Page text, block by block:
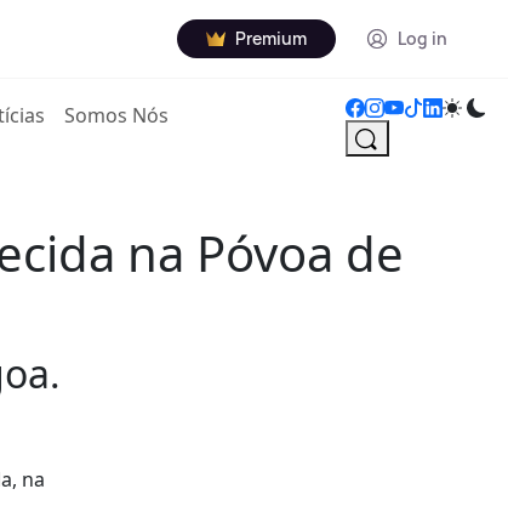
Premium Log in
Somos Nós
na Póvoa de
na